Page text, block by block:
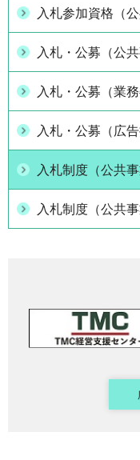
入札参加資格（
入札・公募（公共
入札・公募（業務
入札・公募（広告
入札制度（公共事
入札制度（公共事